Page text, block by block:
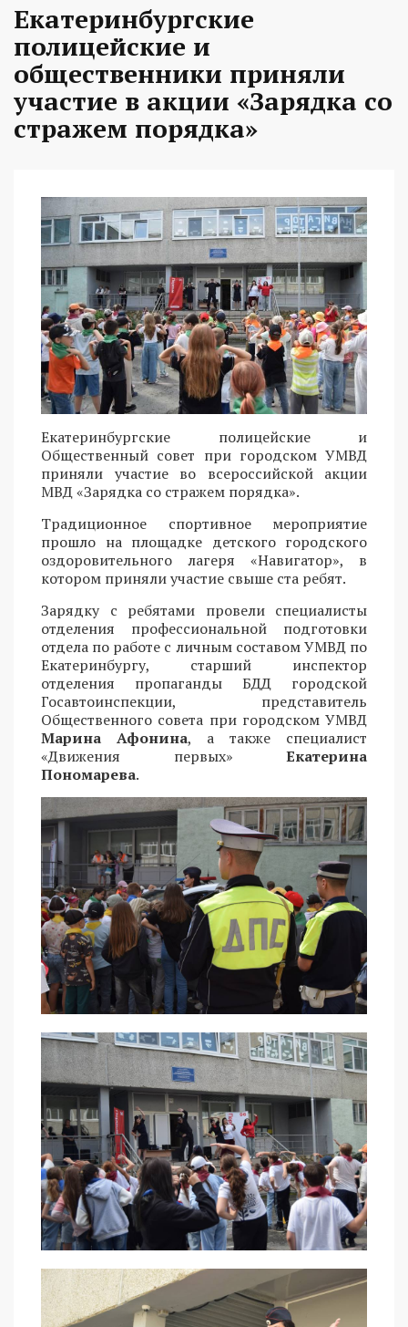
Екатеринбургские
полицейские и
общественники приняли
участие в акции «Зарядка со
стражем порядка»
Екатеринбургские полицейские и
Общественный совет при городском УМВД
приняли участие во всероссийской акции
МВД «Зарядка со стражем порядка».
Традиционное спортивное мероприятие
прошло на площадке детского городского
оздоровительного лагеря «Навигатор», в
котором приняли участие свыше ста ребят.
Зарядку с ребятами провели специалисты
отделения профессиональной подготовки
отдела по работе с личным составом УМВД по
Екатеринбургу, старший инспектор
отделения пропаганды БДД городской
Госавтоинспекции, представитель
Общественного совета при городском УМВД
Марина Афонина, а также специалист
«Движения первых» Екатерина
Пономарева.